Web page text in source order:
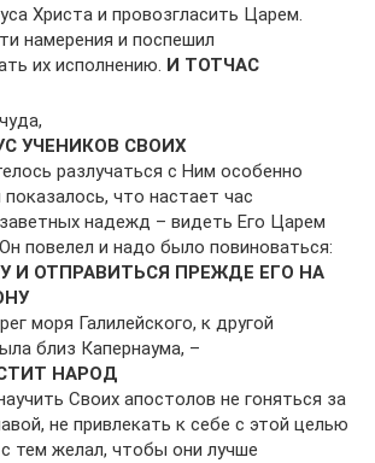
Христа и провозгласить Царем.
намерения и поспешил
их исполнению. И ТОТЧАС
УЧЕНИКОВ СВОИХ
разлучаться с Ним особенно
показалось, что настает час
надежд – видеть Его Царем
повелел и надо было повиноваться:
И ОТПРАВИТЬСЯ ПРЕЖДЕ ЕГО НА
моря Галилейского, к другой
близ Капернаума, –
НАРОД
Своих апостолов не гоняться за
не привлекать к себе с этой целью
тем желал, чтобы они лучше